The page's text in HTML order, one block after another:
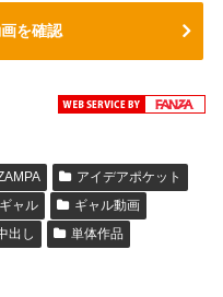
を確認
アイデアポケット
ギャル
ギャル動画
出し
単体作品